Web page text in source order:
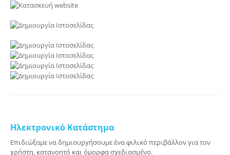
Ηλεκτρονικό Κατάστημα
Επιδιώξαμε να δημιουργήσουμε ένα φιλικό περιβάλλον για τον
χρήστη, κατανοητό και όμορφα σχεδιασμένο.